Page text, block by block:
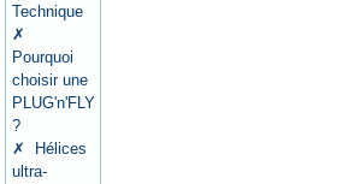
Technique
✗
Pourquoi
choisir une
PLUG'n'FLY
?
✗ Hélices
ultra-